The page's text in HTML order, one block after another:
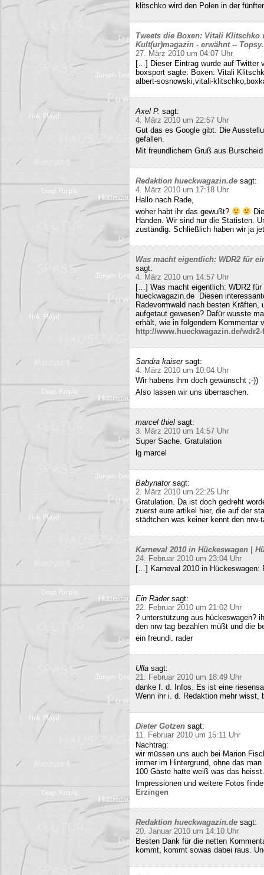
klitschko wird den Polen in der
Tweets die Boxen: Vitali Klitschko
Kult(ur)magazin - erwähnt --
27. März 2010 um 04:07 Uhr
[…] Dieser Eintrag wurde auf Twitter
boxsport sagte: Boxen: Vitali
albert-sosnowski,vitali-
Axel P. sagt:
4. März 2010 um 22:57 Uhr
Gut das es Google gibt. Die
gefallen.
Mit freundlichem Gruß aus Burscheid
Redaktion hueckwagazin.de sagt:
4. März 2010 um 17:18 Uhr
Hallo nach Rade,
woher habt ihr das gewußt?
Händen. Wir sind nur die Statisten.
zuständig. Schließlich haben wir ja
Was macht eigentlich: WDR2 für
sagt:
4. März 2010 um 14:57 Uhr
[…] Was macht eigentlich: WDR2
hueckwagazin.de Diesen
Radevormwald nach besten
aufgetaut gewesen? Dafür wusste
erhält, wie in folgendem Kommentar
http://www.hueckwagazin.de/
Sandra kaiser sagt:
4. März 2010 um 10:04 Uhr
Wir habens ihm doch gewünscht ;-))
Also lassen wir uns überraschen.
marcel thiel sagt:
3. März 2010 um 14:57 Uhr
Super Sache. Gratulation
lg marcel
Babynator sagt:
2. März 2010 um 22:25 Uhr
Gratulation. Da ist doch gedreht
zuerst eure artikel hier, die auf der
städtchen was keiner kennt den nrw-
Karneval 2010 in Hückeswagen |
24. Februar 2010 um 23:04 Uhr
[…] Karneval 2010 in Hückeswagen:
Ein Rader sagt:
22. Februar 2010 um 21:02 Uhr
? unterstützung aus hückeswagen?
den nrw tag bezahlen müßt und die
ein freundl. rader
Ulla sagt:
21. Februar 2010 um 18:49 Uhr
danke f. d. Infos. Es ist eine
Wenn ihr i. d. Redaktion mehr wisst,
Dieter Gotzen sagt:
11. Februar 2010 um 15:11 Uhr
Nachtrag:
wir müssen uns auch bei Marion
immer im Hintergrund, ohne das
100 Gäste hatte weiß was das heisst.
Impressionen und weitere Fotos
Erzingen
Redaktion hueckwagazin.de sagt:
20. Januar 2010 um 14:10 Uhr
Besten Dank für die netten
kommt, kommt sowas dabei raus.